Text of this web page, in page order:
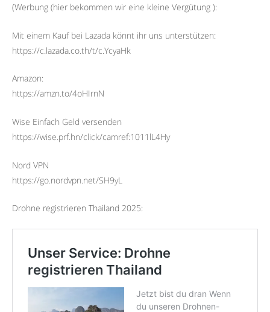
(Werbung (hier bekommen wir eine kleine Vergütung ):
Mit einem Kauf bei Lazada könnt ihr uns unterstützen:
https://c.lazada.co.th/t/c.YcyaHk
Amazon:
https://amzn.to/4oHIrnN
Wise Einfach Geld versenden
https://wise.prf.hn/click/camref:1011lL4Hy
Nord VPN
https://go.nordvpn.net/SH9yL
Drohne registrieren Thailand 2025: